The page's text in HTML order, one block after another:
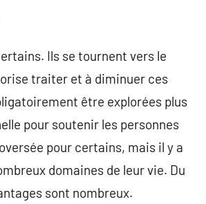
Ils se tournent vers le
traiter et à diminuer ces
être explorées plus
pour soutenir les personnes
pour certains, mais il y a
domaines de leur vie. Du
sont nombreux.